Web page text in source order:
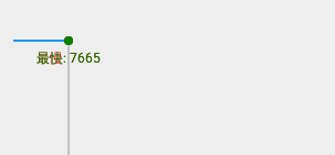
最慢: 7665
最快: 7665